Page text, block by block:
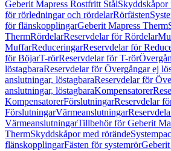
Geberit Mapress Rostfritt StålSkyddskåpor
för rörledningar och rördelarRörfästen
för flänskopplingarGeberit Mapress Therm
ThermRördelarReservdelar för Rördelar
MuffarReduceringarReservdelar för
för BöjarT-rörReservdelar för T-rör
löstagbaraReservdelar för Övergångar ej
anslutningar, löstagbaraReservdelar för
anslutningar, löstagbaraKompensatorer
KompensatorerFörslutningarReservdelar
FörslutningarVärmeanslutningar
VärmeanslutningarTillbehör för Geberit
ThermSkyddskåpor med rörände
flänskopplingarFästen för systemrör